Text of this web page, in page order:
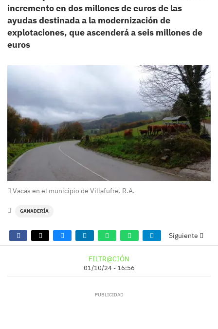
incremento en dos millones de euros de las
ayudas destinada a la modernización de
explotaciones, que ascenderá a seis millones de
euros
Vacas en el municipio de Villafufre. R.A.
GANADERÍA
Siguiente
FILTR@CIÓN
01/10/24 - 16:56